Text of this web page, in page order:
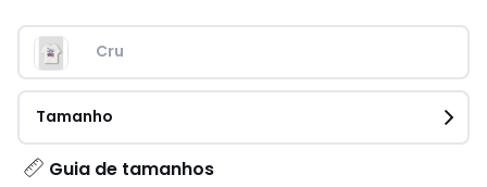
Cru
Tamanho
Guia de tamanhos